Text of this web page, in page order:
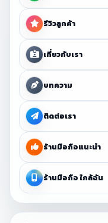
รีวิวลูกค้า
เกี่ยวกับเรา
บทความ
ติดต่อเรา
ร้านมือถือแนะนำ
ร้านมือถือ ใกล้ฉัน